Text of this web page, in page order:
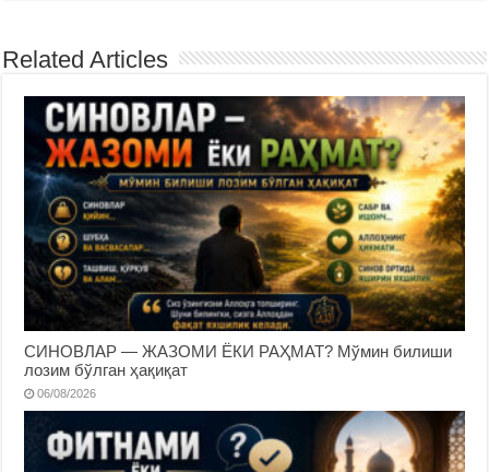
Related Articles
СИНОВЛАР — ЖАЗОМИ ЁКИ РАҲМАТ? Мўмин билиши
лозим бўлган ҳақиқат
06/08/2026